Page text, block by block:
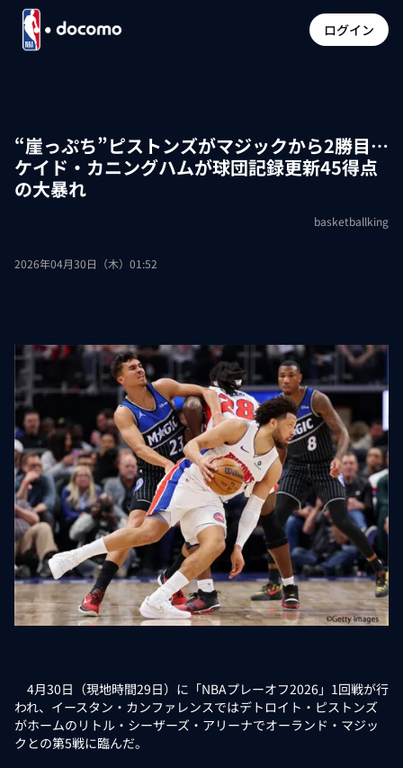
ログイン
“崖っぷち”ピストンズがマジックから2勝目…
ケイド・カニングハムが球団記録更新45得点
の大暴れ
basketballking
2026年04月30日（木）01:52
4月30日（現地時間29日）に「NBAプレーオフ2026」1回戦が行
われ、イースタン・カンファレンスではデトロイト・ピストンズ
がホームのリトル・シーザーズ・アリーナでオーランド・マジッ
クとの第5戦に臨んだ。